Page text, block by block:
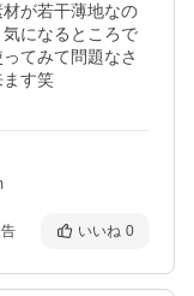
が若干薄地なの
になるところで
てみて問題なさ
す笑
いいね 0